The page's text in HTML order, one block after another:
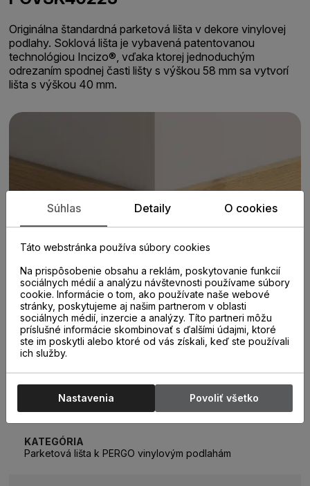
Originálna štandardná parketová lišta v dekore vinylovej
podlahy. Soklová lišta je vybavená patentovanou
technológiou Incizo®, vďaka ktorej jednoduchým
odrezaním spodnej časti lišty s výškou 58 mm sa vytvorí
lišta s výškou 40 mm.
PARAMETRE
KATEGÓRIA
Parketová lišta k PERGO vinylovým podlahám
Súhlas Detaily O cookies
Táto webstránka používa súbory cookies
Na prispôsobenie obsahu a reklám, poskytovanie funkcií
sociálnych médií a analýzu návštevnosti používame súbory
cookie. Informácie o tom, ako používate naše webové
stránky, poskytujeme aj našim partnerom v oblasti
sociálnych médií, inzercie a analýzy. Títo partneri môžu
príslušné informácie skombinovať s ďalšími údajmi, ktoré
ste im poskytli alebo ktoré od vás získali, keď ste používali
ich služby.
Nastavenia Povoliť všetko